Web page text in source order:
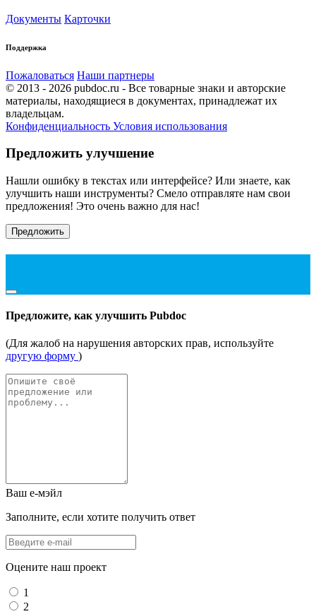
Документы Карточки
Поддержка
Пожаловаться Наши партнеры
© 2013 - 2026 pubdoc.ru - Все товарные знаки и авторские
материалы, находящиеся в документах, принадлежат их
владельцам.
Конфиденциальность Условия использования
Предложить улучшение
Нашли ошибку в текстах или интерфейсе? Или знаете, как
улучшить наши инструменты? Смело отправляте нам свои
предложения! Это очень важно для нас!
Предложить
Предложите, как улучшить Pubdoc
(Для жалоб на нарушения авторских прав, используйте
другую форму )
Ваш е-мэйл
Заполните, если хотите получить ответ
Оцените наш проект
1
2